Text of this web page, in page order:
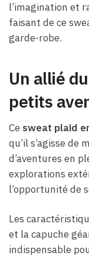
l’imagination et
faisant de ce
garde-robe.
Un allié
petits
Ce sweat plaid
qu’il s’agisse de
d’aventures en
explorations
l’opportunité de
Les
et la capuche
indispensable